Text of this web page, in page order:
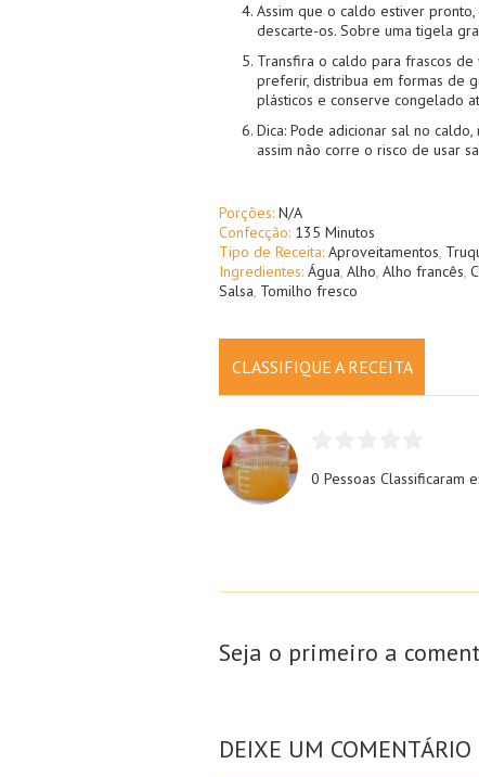
Assim que o caldo estiver
descarte-os. Sobre uma tigela
Transfira o caldo para frascos
preferir, distribua em formas de
plásticos e conserve congelado
Dica: Pode adicionar sal no
assim não corre o risco de usar
Porções: N/A
Confecção: 135 Minutos
Tipo de Receita: Aproveitamentos,
Ingredientes: Água, Alho, Alho francês,
Salsa, Tomilho fresco
CLASSIFIQUE A RECEITA
0 PessoasClassificaram
Seja o primeiro a
DEIXE UM COMENTÁRIO